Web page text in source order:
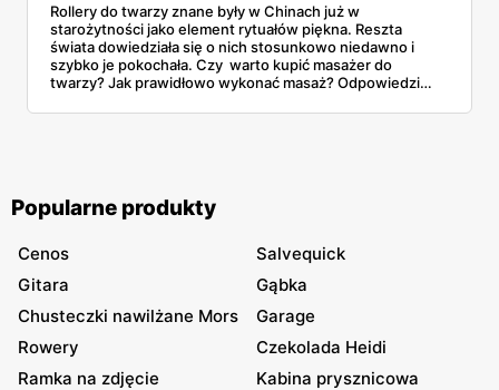
Rollery do twarzy znane były w Chinach już w
starożytności jako element rytuałów piękna. Reszta
świata dowiedziała się o nich stosunkowo niedawno i
szybko je pokochała. Czy warto kupić masażer do
twarzy? Jak prawidłowo wykonać masaż? Odpowiedzi
Popularne produkty
Cenos
Salvequick
Gitara
Gąbka
Chusteczki nawilżane Mors
Garage
Rowery
Czekolada Heidi
Ramka na zdjęcie
Kabina prysznicowa